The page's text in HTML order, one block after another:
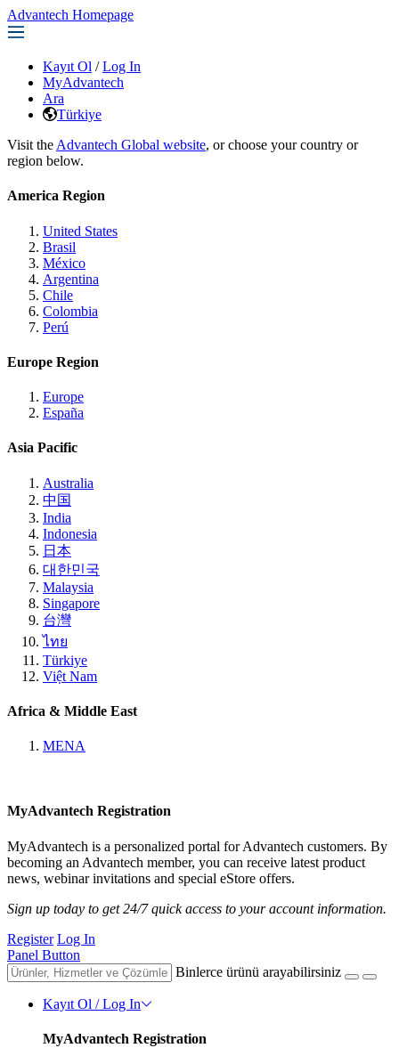
Advantech Homepage
Kayıt Ol / Log In
MyAdvantech
Ara
Türkiye
Visit the Advantech Global website, or choose your country or
region below.
America Region
United States
Brasil
México
Argentina
Chile
Colombia
Perú
Europe Region
Europe
España
Asia Pacific
Australia
中国
India
Indonesia
日本
대한민국
Malaysia
Singapore
台灣
ไทย
Türkiye
Việt Nam
Africa & Middle East
MENA
MyAdvantech Registration
MyAdvantech is a personalized portal for Advantech customers. By
becoming an Advantech member, you can receive latest product
news, webinar invitations and special eStore offers.
Sign up today to get 24/7 quick access to your account information.
Register Log In
Panel Button
Binlerce ürünü arayabilirsiniz
Kayıt Ol / Log In
MyAdvantech Registration